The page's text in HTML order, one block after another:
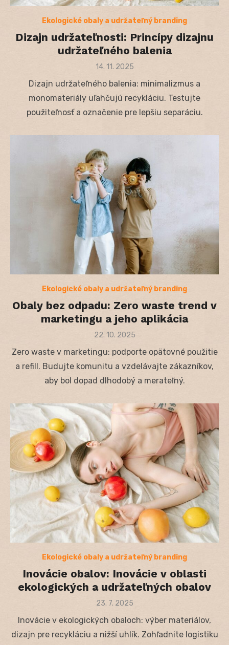
Ekologické obaly a udržateľný branding
Dizajn udržateľnosti: Princípy dizajnu
udržateľného balenia
Posted
14. 11. 2025
Dizajn udržateľného balenia: minimalizmus a
monomateriály uľahčujú recykláciu. Testujte
použiteľnosť a označenie pre lepšiu separáciu.
Ekologické obaly a udržateľný branding
Obaly bez odpadu: Zero waste trend v
marketingu a jeho aplikácia
Posted
22. 10. 2025
Zero waste v marketingu: podporte opätovné použitie
a refill. Budujte komunitu a vzdelávajte zákazníkov,
aby bol dopad dlhodobý a merateľný.
Ekologické obaly a udržateľný branding
Inovácie obalov: Inovácie v oblasti
ekologických a udržateľných obalov
Posted
23. 7. 2025
Inovácie v ekologických obaloch: výber materiálov,
dizajn pre recykláciu a nižší uhlík. Zohľadnite logistiku